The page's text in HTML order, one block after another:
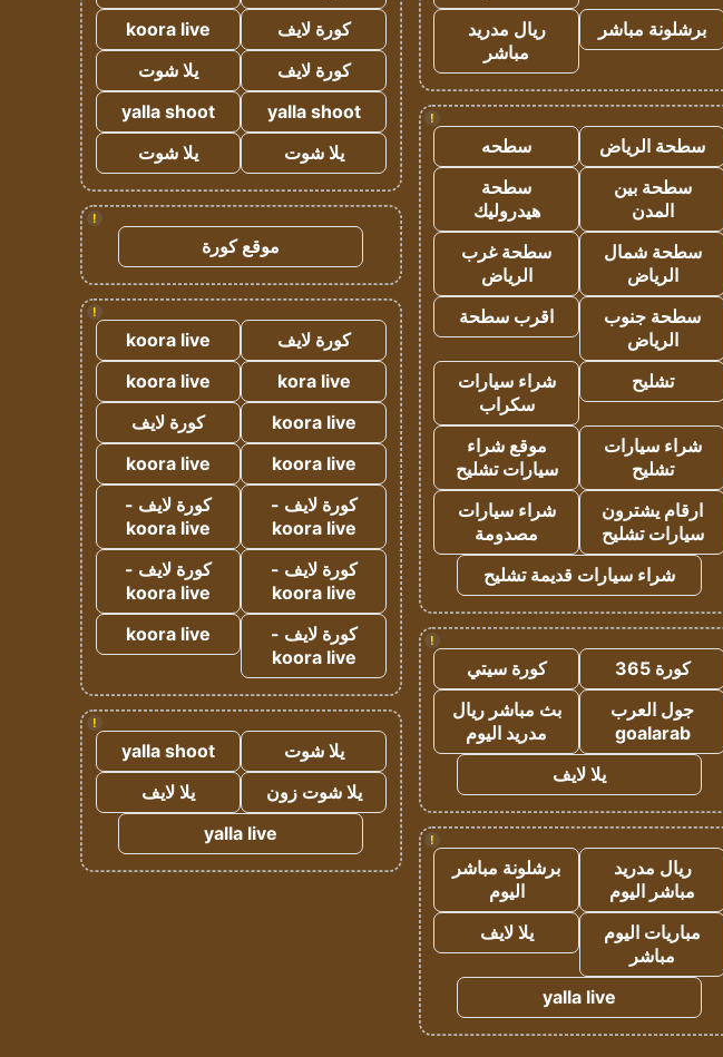
برشلونة مباشر
ريال مدريد
مباشر
!
سطحة الرياض
سطحه
سطحة بين
المدن
سطحة
هيدروليك
سطحة شمال
الرياض
سطحة غرب
الرياض
سطحة جنوب
الرياض
اقرب سطحة
تشليح
شراء سيارات
سكراب
شراء سيارات
تشليح
موقع شراء
سيارات تشليح
ارقام يشترون
سيارات تشليح
شراء سيارات
مصدومة
شراء سيارات قديمة تشليح
!
كورة 365
كورة سيتي
جول العرب
goalarab
بث مباشر ريال
مدريد اليوم
يلا لايف
!
ريال مدريد
مباشر اليوم
برشلونة مباشر
اليوم
مباريات اليوم
مباشر
يلا لايف
yalla live
كورة لايف
koora live
كورة لايف
يلا شوت
yalla shoot
yalla shoot
يلا شوت
يلا شوت
!
موقع كورة
!
كورة لايف
koora live
kora live
koora live
koora live
كورة لايف
koora live
koora live
كورة لايف -
koora live
كورة لايف -
koora live
كورة لايف -
koora live
كورة لايف -
koora live
كورة لايف -
koora live
koora live
!
يلا شوت
yalla shoot
يلا شوت زون
يلا لايف
yalla live